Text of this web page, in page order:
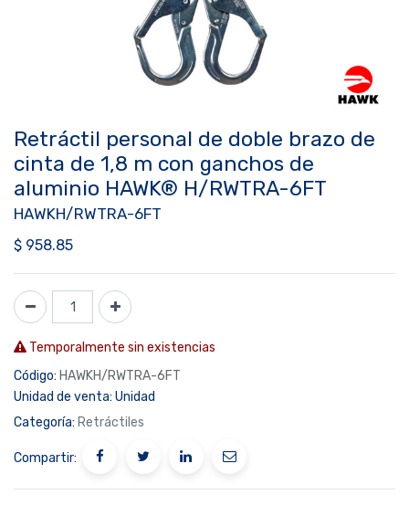
Retráctil personal de doble brazo de
cinta de 1,8 m con ganchos de
aluminio HAWK® H/RWTRA-6FT
HAWKH/RWTRA-6FT
$ 958.85
Temporalmente sin existencias
Código: HAWKH/RWTRA-6FT
Unidad de venta: Unidad
Categoría: Retráctiles
Compartir: